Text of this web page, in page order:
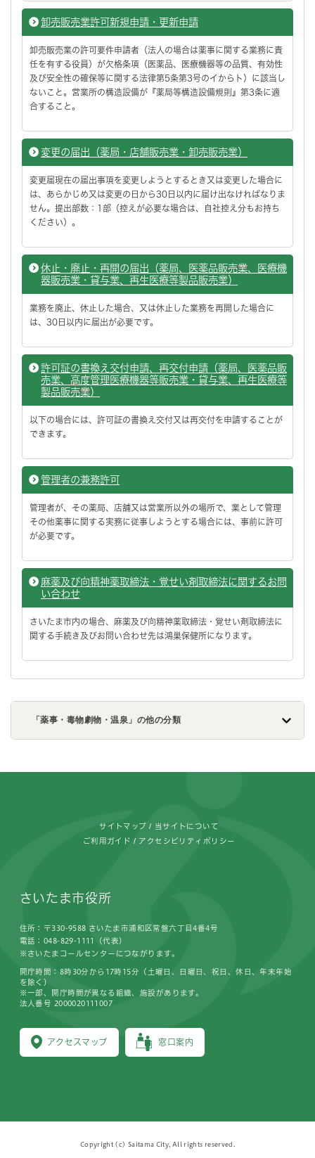
卸売販売業許可新規申請・更新申請
卸売販売業の許可要件申請者（法人の場合は薬事に関する業務に責
任を有する役員）が欠格条項（医薬品、医療機器等の品質、有効性
及び安全性の確保等に関する法律第5条第3号のイからト）に該当し
ないこと。営業所の構造設備が『薬局等構造設備規則』第3条に適
合すること。
変更の届出（薬局・店舗販売業・卸売販売業）
変更届現在の届出事項を変更しようとするとき又は変更した場合に
は、あらかじめ又は変更の日から30日以内に届け出なければなりま
せん。提出部数：1部（控えが必要な場合は、自社控え分もお持ち
ください）。
休止・廃止・再開の届出（薬局、医薬品販売業、医療機
器販売業・貸与業、再生医療等製品販売業）
業務を廃止、休止した場合、又は休止した業務を再開した場合に
は、30日以内に届出が必要です。
許可証の書換え交付申請、再交付申請（薬局、医薬品販
売業、高度管理医療機器等販売業・貸与業、再生医療等
製品販売業）
以下の場合には、許可証の書換え交付又は再交付を申請することが
できます。
管理者の兼務許可
管理者が、その薬局、店舗又は営業所以外の場所で、業として管理
その他薬事に関する実務に従事しようとする場合には、事前に許可
が必要です。
麻薬及び向精神薬取締法・覚せい剤取締法に関するお問
い合わせ
さいたま市内の場合、麻薬及び向精神薬取締法・覚せい剤取締法に
関する手続き及びお問い合わせ先は鴻巣保健所になります。
「薬事・毒物劇物・温泉」の他の分類
サイトマップ 当サイトについて
ご利用ガイド アクセシビリティポリシー
さいたま市役所
住所：〒330-9588 さいたま市浦和区常盤六丁目4番4号
電話：048-829-1111（代表）
※さいたまコールセンターにつながります。
アクセスマップ 窓口案内
開庁時間：8時30分から17時15分（土曜日、日曜日、祝日、休日、年末年始
を除く）
※一部、開庁時間が異なる組織、施設があります。
法人番号 2000020111007
Copyright (c) Saitama City, All rights reserved.